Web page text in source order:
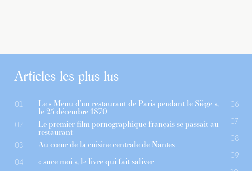
Articles les plus lus
01 Le « Menu d’un restaurant de Paris pendant le Siège »,
le 25 décembre 1870
02 Le premier film pornographique français se passait au
restaurant
03 Au cœur de la cuisine centrale de Nantes
04 « suce moi », le livre qui fait saliver
06
07
08
09